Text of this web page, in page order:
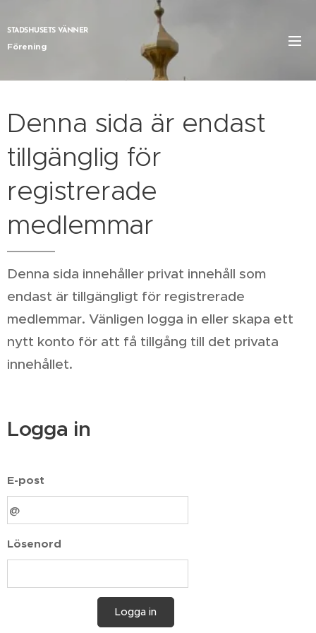
STADSHUSETS VÄNNER
Förening
Denna sida är endast
tillgänglig för
registrerade
medlemmar
Denna sida innehåller privat innehåll som
endast är tillgängligt för registrerade
medlemmar. Vänligen logga in eller skapa ett
nytt konto för att få tillgång till det privata
innehållet.
Logga in
E-post
Lösenord
Logga in